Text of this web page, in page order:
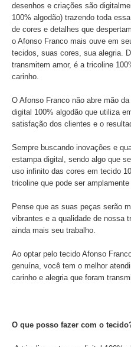
desenhos e criações são
100% algodão) trazendo toda
de cores e detalhes que
o Afonso Franco mais ouve em
tecidos, suas cores, sua alegria.
transmitem amor, é a tricoline
carinho.
O Afonso Franco não abre mão
digital 100% algodão que utiliza
satisfação dos clientes e o
Sempre buscando inovações e
estampa digital, sendo algo que
uso infinito das cores em tecido
tricoline que pode ser amplamente
Pense que as suas peças serão
vibrantes e a qualidade de nossa
ainda mais seu trabalho.
Ao optar pelo tecido Afonso
genuína, você tem o melhor
carinho e alegria que foram
O que posso fazer com o